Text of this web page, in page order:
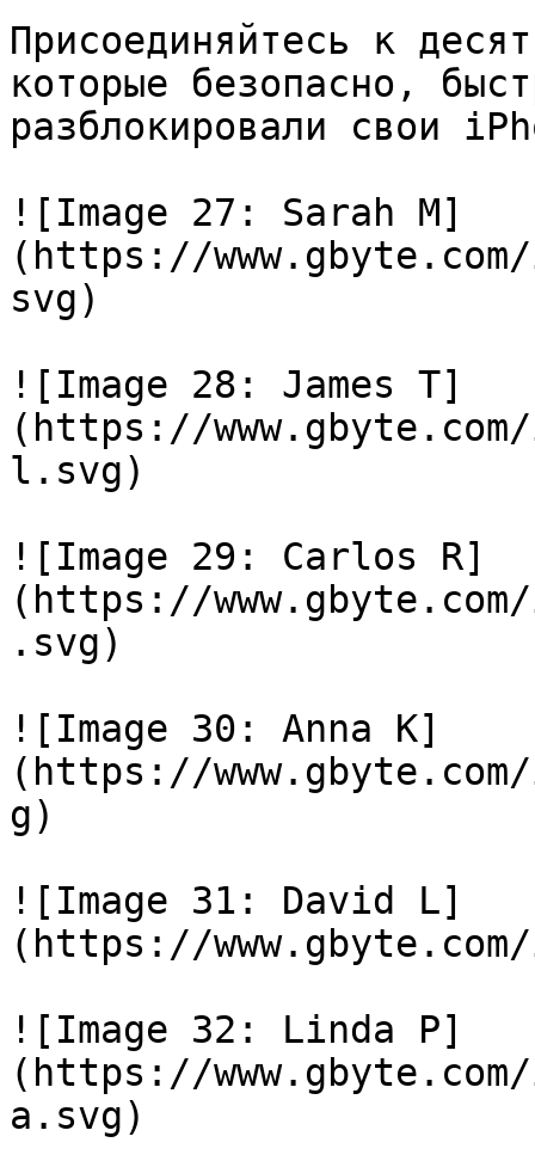
Присоединяйтесь к
которые безопасно,
разблокировали свои
![Image 27: Sarah M]
(https://
svg)
![Image 28: James T]
(https://
l.svg)
![Image 29: Carlos R]
(https://
.svg)
![Image 30: Anna K]
(https://
g)
![Image 31: David L]
(https://
![Image 32: Linda P]
(https://
a.svg)